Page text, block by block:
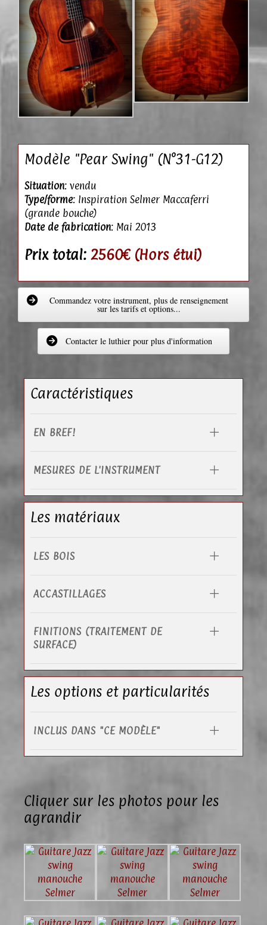
Modèle "Pear Swing" (N°31-G12)
Situation: vendu
Type/forme: Inspiration Selmer Maccaferri
(grande bouche)
Date de fabrication: Mai 2013
Prix total: 2560€ (Hors étui)
Commandez votre instrument, plus de renseignement
sur les tarifs et options...
Contacter le luthier pour plus d'information
Caractéristiques
EN BREF!
MESURES DE L'INSTRUMENT
Les matériaux
LES BOIS
ACCASTILLAGES
FINITIONS (TRAITEMENT DE
SURFACE)
Les options et particularités
INCLUS DANS "CE MODÈLE"
Cliquer sur les photos pour les
agrandir